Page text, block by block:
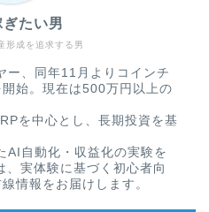
形成を追求する男
たい男
ー、同年11月よりコインチ
始。現在は500万円以上の
を中心とし、長期投資を基
AI自動化・収益化の実験を
、実体験に基づく初心者向
情報をお届けします。